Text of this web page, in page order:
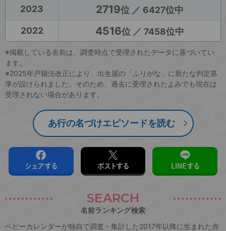
2023
2719位 ／ 6427位中
2022
4516位 ／ 7458位中
※掲載している名前は、調査時点で受理されたデータに基づいてい
ます。
※2025年戸籍法改正により、出生届の「ふりがな」に新たな判定基
準が設けられました。そのため、過去に受理されたよみでも現在は
受理されない場合があります。
あ行の名づけエピソードを読む
シェアする ポストする LINEする
SEARCH
名前ランキング検索
ベビーカレンダーが独自で調査・集計した2017年以降に生まれた赤